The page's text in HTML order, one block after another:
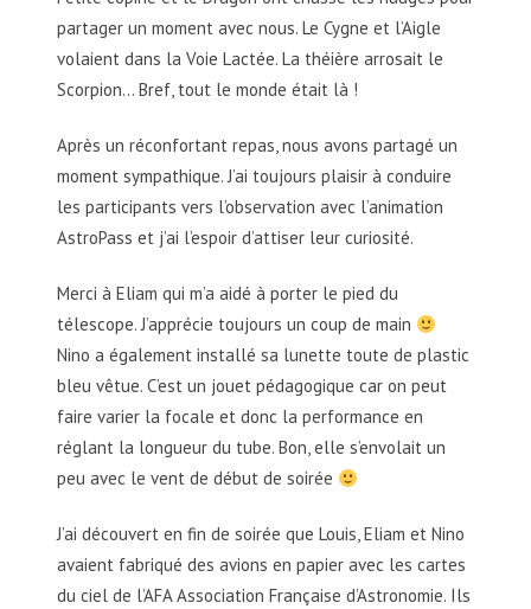
partager un moment avec nous. Le Cygne et l’Aigle
volaient dans la Voie Lactée. La théière arrosait le
Scorpion… Bref, tout le monde était là !
Après un réconfortant repas, nous avons partagé un
moment sympathique. J’ai toujours plaisir à conduire
les participants vers l’observation avec l’animation
AstroPass et j’ai l’espoir d’attiser leur curiosité.
Merci à Eliam qui m’a aidé à porter le pied du
télescope. J’apprécie toujours un coup de main
Nino a également installé sa lunette toute de plastic
bleu vêtue. C’est un jouet pédagogique car on peut
faire varier la focale et donc la performance en
réglant la longueur du tube. Bon, elle s’envolait un
peu avec le vent de début de soirée
J’ai découvert en fin de soirée que Louis, Eliam et Nino
avaient fabriqué des avions en papier avec les cartes
du ciel de l’AFA Association Française d’Astronomie. Ils